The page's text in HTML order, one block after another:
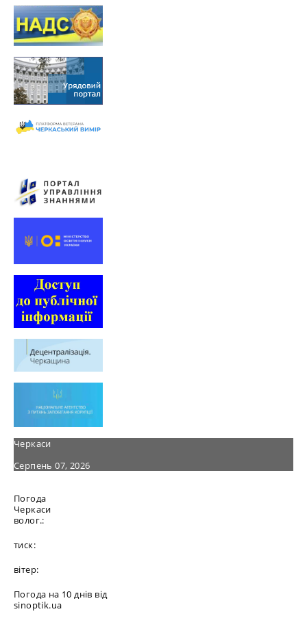
Черкаси
Серпень 07, 2026
Погода
Черкаси
волог.:
тиск:
вітер:
Погода на 10 днів від
sinoptik.ua